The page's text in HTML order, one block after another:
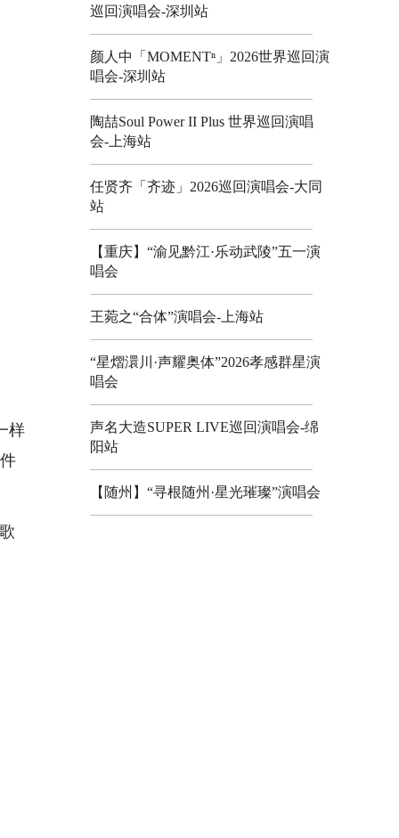
样
巡回演唱会-深圳站
颜人中「MOMENTⁿ」2026世界巡回演
唱会-深圳站
陶喆Soul Power II Plus 世界巡回演唱
会-上海站
任贤齐「齐迹」2026巡回演唱会-大同
站
【重庆】“渝见黔江·乐动武陵”五一演
唱会
王菀之“合体”演唱会-上海站
“星熠澴川·声耀奥体”2026孝感群星演
唱会
声名大造SUPER LIVE巡回演唱会-绵
阳站
【随州】“寻根随州·星光璀璨”演唱会